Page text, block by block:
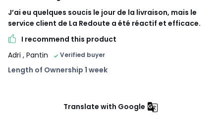
J’ai eu quelques soucis le jour de la livraison, mais le
service client de La Redoute a été réactif et efficace.
I recommend this product
Adri , Pantin Verified buyer
Length of Ownership 1 week
Translate with Google